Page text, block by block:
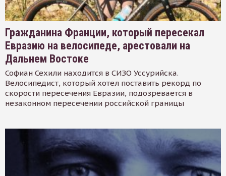
Гражданина Франции, который пересекал
Евразию на велосипеде, арестовали на
Дальнем Востоке
Софиан Сехили находится в СИЗО Уссурийска.
Велосипедист, который хотел поставить рекорд по
скорости пересечения Евразии, подозревается в
незаконном пересечении российской границы